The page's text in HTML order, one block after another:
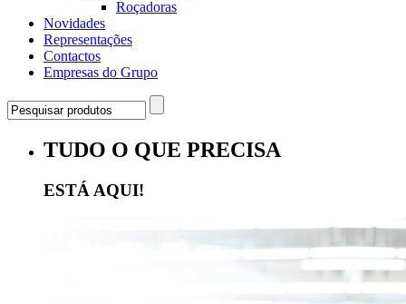
Roçadoras
Novidades
Representações
Contactos
Empresas do Grupo
TUDO O QUE PRECISA
ESTÁ AQUI!